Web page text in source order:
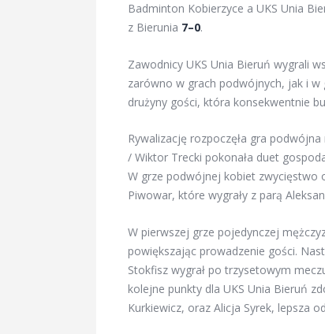
Badminton Kobierzyce a UKS Unia
z Bierunia 7–0.
Zawodnicy UKS Unia Bieruń wygrali
zarówno w grach podwójnych, jak i w
drużyny gości, która konsekwentnie
Rywalizację rozpoczęła gra
/ Wiktor Trecki pokonała duet
W grze podwójnej kobiet zwycięstwo
Piwowar, które wygrały z parą
W pierwszej grze pojedynczej
powiększając prowadzenie gości.
Stokfisz wygrał po trzysetowym
kolejne punkty dla UKS Unia Bieruń
Kurkiewicz, oraz Alicja Syrek, lepsza